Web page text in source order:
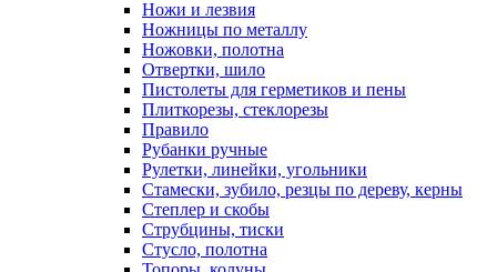
Ножи и лезвия
Ножницы по металлу
Ножовки, полотна
Отвертки, шило
Пистолеты для герметиков и пены
Плиткорезы, стеклорезы
Правило
Рубанки ручные
Рулетки, линейки, угольники
Стамески, зубило, резцы по дереву, керны
Степлер и скобы
Струбцины, тиски
Стусло, полотна